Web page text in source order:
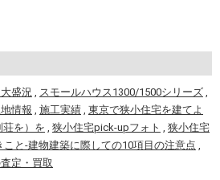
盛況, スモールハウス1300/1500シリーズ ,
情報 , 施工実績 , 東京で狭小住宅を建てよ
を）を , 狭小住宅pick-upフォト , 狭小住宅
と-建物建築に際しての10項目の注意点 ,
定・買取